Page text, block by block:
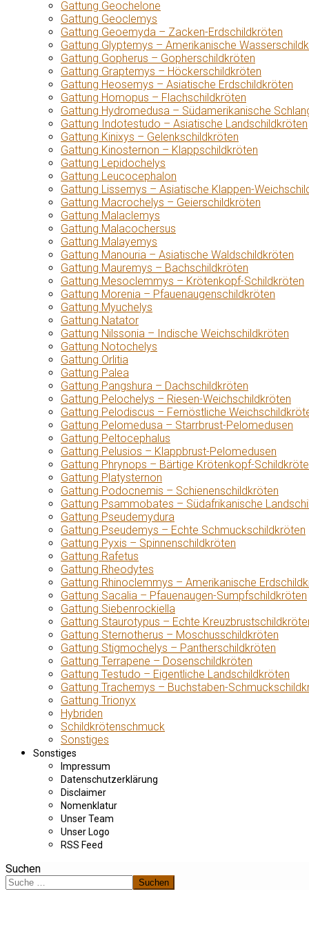
Gattung Geochelone
Gattung Geoclemys
Gattung Geoemyda – Zacken-Erdschildkröten
Gattung Glyptemys – Amerikanische
Gattung Gopherus – Gopherschildkröten
Gattung Graptemys – Höckerschildkröten
Gattung Heosemys – Asiatische Erdschildkröten
Gattung Homopus – Flachschildkröten
Gattung Hydromedusa – Südamerikanische
Gattung Indotestudo – Asiatische Landschildkröten
Gattung Kinixys – Gelenkschildkröten
Gattung Kinosternon – Klappschildkröten
Gattung Lepidochelys
Gattung Leucocephalon
Gattung Lissemys – Asiatische Klappen-
Gattung Macrochelys – Geierschildkröten
Gattung Malaclemys
Gattung Malacochersus
Gattung Malayemys
Gattung Manouria – Asiatische Waldschildkröten
Gattung Mauremys – Bachschildkröten
Gattung Mesoclemmys – Krötenkopf-Schildkröten
Gattung Morenia – Pfauenaugenschildkröten
Gattung Myuchelys
Gattung Natator
Gattung Nilssonia – Indische Weichschildkröten
Gattung Notochelys
Gattung Orlitia
Gattung Palea
Gattung Pangshura – Dachschildkröten
Gattung Pelochelys – Riesen-Weichschildkröten
Gattung Pelodiscus – Fernöstliche
Gattung Pelomedusa – Starrbrust-Pelomedusen
Gattung Peltocephalus
Gattung Pelusios – Klappbrust-Pelomedusen
Gattung Phrynops – Bärtige Krötenkopf-
Gattung Platysternon
Gattung Podocnemis – Schienenschildkröten
Gattung Psammobates – Südafrikanische
Gattung Pseudemydura
Gattung Pseudemys – Echte Schmuckschildkröten
Gattung Pyxis – Spinnenschildkröten
Gattung Rafetus
Gattung Rheodytes
Gattung Rhinoclemmys – Amerikanische
Gattung Sacalia – Pfauenaugen-Sumpfschildkröten
Gattung Siebenrockiella
Gattung Staurotypus – Echte
Gattung Sternotherus – Moschusschildkröten
Gattung Stigmochelys – Pantherschildkröten
Gattung Terrapene – Dosenschildkröten
Gattung Testudo – Eigentliche Landschildkröten
Gattung Trachemys – Buchstaben-
Gattung Trionyx
Hybriden
Schildkrötenschmuck
Sonstiges
Sonstiges
Impressum
Datenschutzerklärung
Disclaimer
Nomenklatur
Unser Team
Unser Logo
RSS Feed
Suchen
Suchen